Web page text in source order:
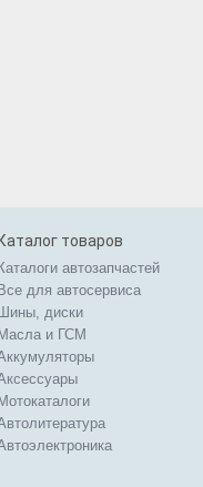
Каталог товаров
Каталоги автозапчастей
Все для автосервиса
Шины, диски
Масла и ГСМ
Мотокаталоги